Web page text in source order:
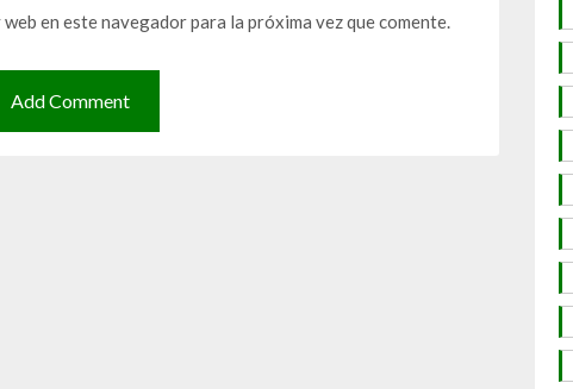
en este navegador para la próxima vez que comente.